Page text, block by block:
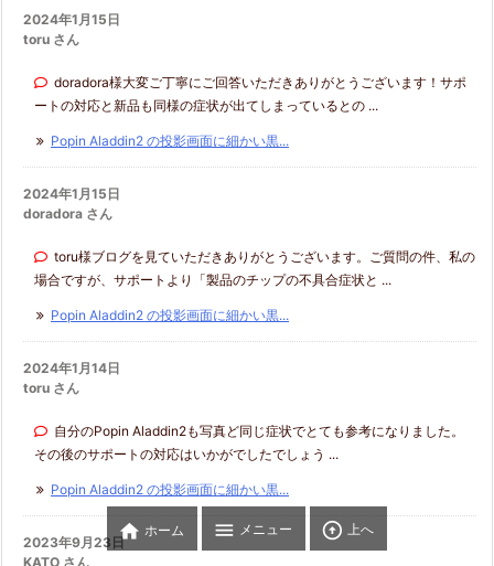
2024年1月15日
toru さん
doradora様大変ご丁寧にご回答いただきありがとうございます！サポ
ートの対応と新品も同様の症状が出てしまっているとの ...
Popin Aladdin2 の投影画面に細かい黒...
2024年1月15日
doradora さん
toru様ブログを見ていただきありがとうございます。ご質問の件、私の
場合ですが、サポートより「製品のチップの不具合症状と ...
Popin Aladdin2 の投影画面に細かい黒...
2024年1月14日
toru さん
自分のPopin Aladdin2も写真ど同じ症状でとても参考になりました。
その後のサポートの対応はいかがでしたでしょう ...
Popin Aladdin2 の投影画面に細かい黒...
2023年9月23日
KATO さん
 ホーム  メニュー  上へ